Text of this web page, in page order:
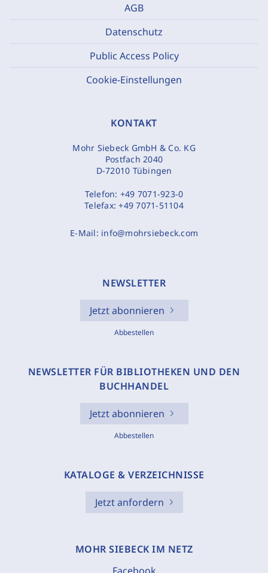
AGB
Datenschutz
Public Access Policy
Cookie-Einstellungen
KONTAKT
Mohr Siebeck GmbH & Co. KG
Postfach 2040
D-72010 Tübingen
Telefon: +49 7071-923-0
Telefax:+49 7071-51104
E-Mail: info@mohrsiebeck.com
NEWSLETTER
Jetzt abonnieren
Abbestellen
NEWSLETTER FÜR BIBLIOTHEKEN UND DEN
BUCHHANDEL
Jetzt abonnieren
Abbestellen
KATALOGE & VERZEICHNISSE
Jetzt anfordern
MOHR SIEBECK IM NETZ